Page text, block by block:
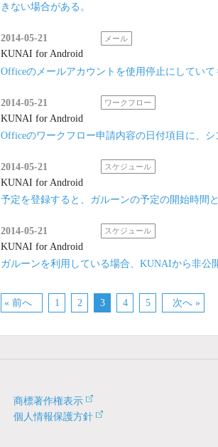
きない場合がある。
2014-05-21 メール
KUNAI for Android
Officeのメールアカウントを使用停止にしてい
2014-05-21 ワークフロー
KUNAI for Android
Officeのワークフロー申請内容の日付項目に、
2014-05-21 スケジュール
KUNAI for Android
予定を登録すると、ガルーンの予定の開始時間
2014-05-21 スケジュール
KUNAI for Android
ガルーンを利用している場合、KUNAIから非公
« 前へ 1 2 3 4 5 次へ »
商標著作権表示
個人情報保護方針